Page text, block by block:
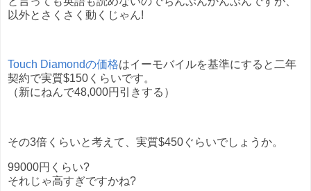
以外とさくさく動くじゃん!
Touch Diamondの価格はイーモバイルを基準にすると二年
契約で実質$150くらいです。
（新にねんで48,000円引きする）
その3倍くらいと考えて、実質$450ぐらいでしょうか。
99000円くらい?
それじゃ高すぎですかね?